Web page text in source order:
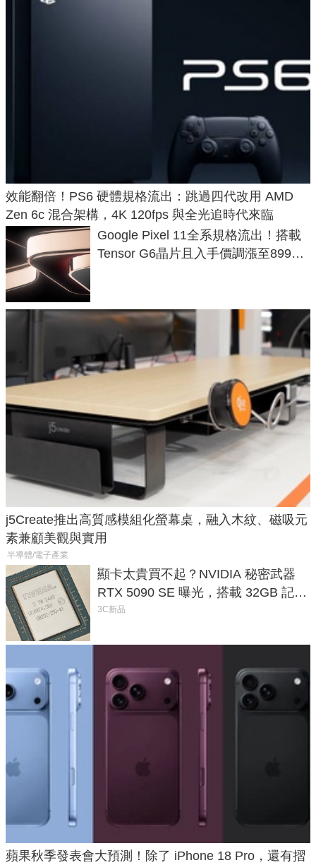
效能翻倍！PS6 硬體規格流出：跳過四代改用 AMD
Zen 6c 混合架構，4K 120fps 與全光追時代來臨
Google Pixel 11全系規格流出！搭載
Tensor G6晶片且入手價調漲至899美
j5Create推出高質感模組化螢幕桌，融入木紋、磁吸元
素兼顧美觀與實用
半導體/電子產業
顯卡太貴買不起？NVIDIA 秘密武器
RTX 5090 SE 曝光，搭載 32GB 記憶
體
3C新品
蘋果秋季發表會大預測！除了 iPhone 18 Pro，還有摺